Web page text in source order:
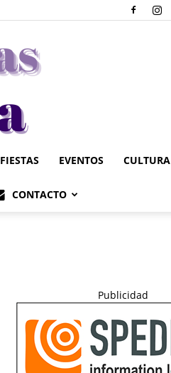
FIESTAS EVENTOS CULTURA
CONTACTO
Publicidad